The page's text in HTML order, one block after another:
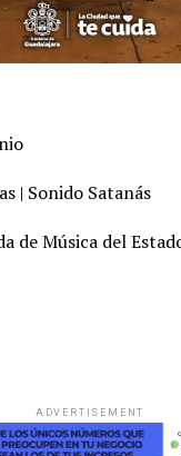
| Sonido Satanás
de Música del
ADVERTISEMENT